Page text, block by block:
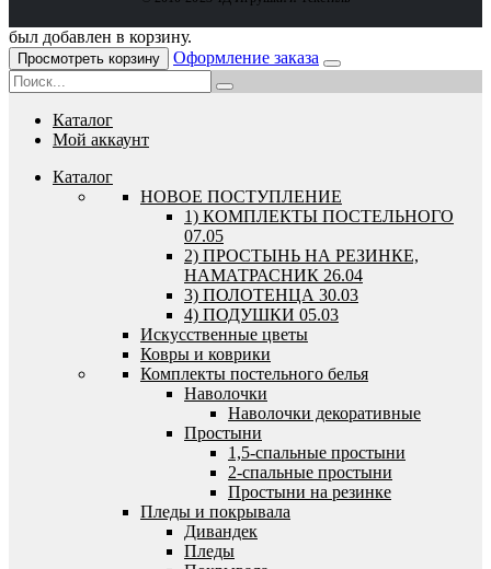
был добавлен в корзину.
Просмотреть корзину Оформление заказа
Каталог
Мой аккаунт
Каталог
HОВОЕ ПОСТУПЛЕНИЕ
1) КОМПЛЕКТЫ ПОСТЕЛЬНОГО
07.05
2) ПРОСТЫНЬ НА РЕЗИНКЕ,
НАМАТРАСНИК 26.04
3) ПОЛОТЕНЦА 30.03
4) ПОДУШКИ 05.03
Искусственные цветы
Ковры и коврики
Комплекты постельного белья
Наволочки
Наволочки декоративные
Простыни
1,5-спальные простыни
2-спальные простыни
Простыни на резинке
Пледы и покрывала
Дивандек
Пледы